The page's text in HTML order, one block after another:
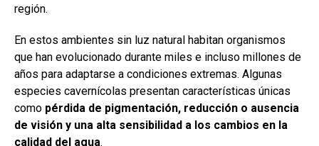
región.
En estos ambientes sin luz natural habitan organismos
que han evolucionado durante miles e incluso millones de
años para adaptarse a condiciones extremas. Algunas
especies cavernícolas presentan características únicas
como pérdida de pigmentación, reducción o ausencia
de visión y una alta sensibilidad a los cambios en la
calidad del agua.